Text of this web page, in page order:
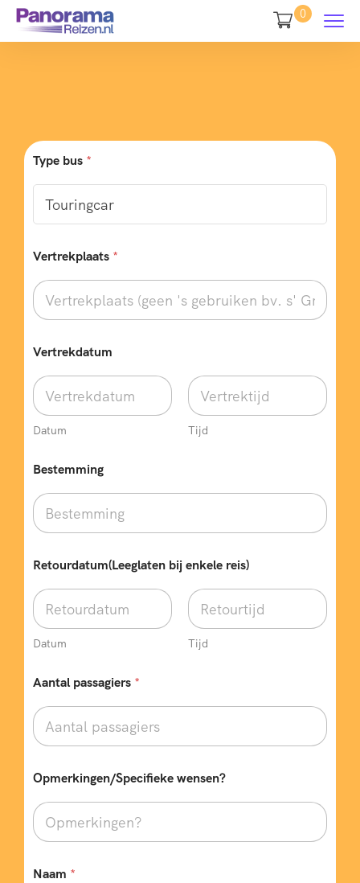
0
Type bus *
Vertrekplaats *
Vertrekdatum
Datum Tijd
Bestemming
Retourdatum(Leeglaten bij enkele reis)
Datum Tijd
e
s
e
n
*
Aantal passagiers *
Opmerkingen/Specifieke wensen?
Naam *